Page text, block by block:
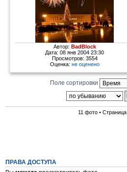
Автор: BadBlock
Дата: 08 янв 2004 23:30
Просмотров: 3554
Оценка: не оценено
Поле сортировки
11 фото • Страница
ПРАВА ДОСТУПА